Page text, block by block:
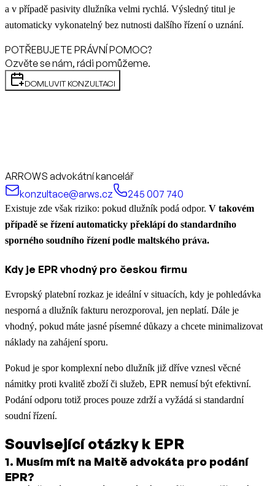
a v případě pasivity dlužníka velmi rychlá. Výsledný titul je
automaticky vykonatelný bez nutnosti dalšího řízení o uznání.
POTŘEBUJETE PRÁVNÍ POMOC?
Ozvěte se nám, rádi pomůžeme.
DOMLUVIT KONZULTACI
ARROWS advokátní kancelář
konzultace@arws.cz
245 007 740
Existuje zde však riziko: pokud dlužník podá odpor. V takovém
případě se řízení automaticky překlápí do standardního
sporného soudního řízení podle maltského práva.
Kdy je EPR vhodný pro českou firmu
Evropský platební rozkaz je ideální v situacích, kdy je pohledávka
nesporná a dlužník fakturu nerozporoval, jen neplatí. Dále je
vhodný, pokud máte jasné písemné důkazy a chcete minimalizovat
náklady na zahájení sporu.
Pokud je spor komplexní nebo dlužník již dříve vznesl věcné
námitky proti kvalitě zboží či služeb, EPR nemusí být efektivní.
Podání odporu totiž proces pouze zdrží a vyžádá si standardní
soudní řízení.
Související otázky k EPR
1. Musím mít na Maltě advokáta pro podání
EPR?